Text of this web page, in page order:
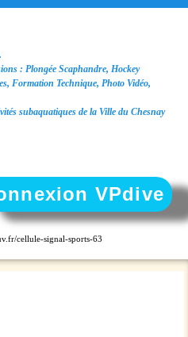
: Plongée Scaphandre, Hockey
Formation Technique, Photo Vidéo,
subaquatiques de la Ville du Chesnay
VPdive
cellule-signal-sports-63